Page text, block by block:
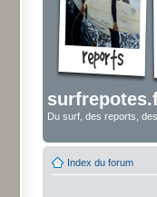
Du surf, des reports,
Index du forum